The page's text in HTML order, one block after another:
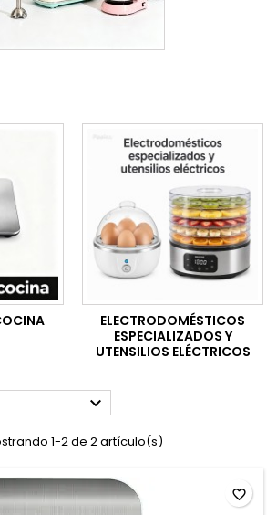
ELECTRODOMÉSTICOS
ESPECIALIZADOS Y
UTENSILIOS ELÉCTRICOS

1-2 de 2 artículo(s)
favorite_border